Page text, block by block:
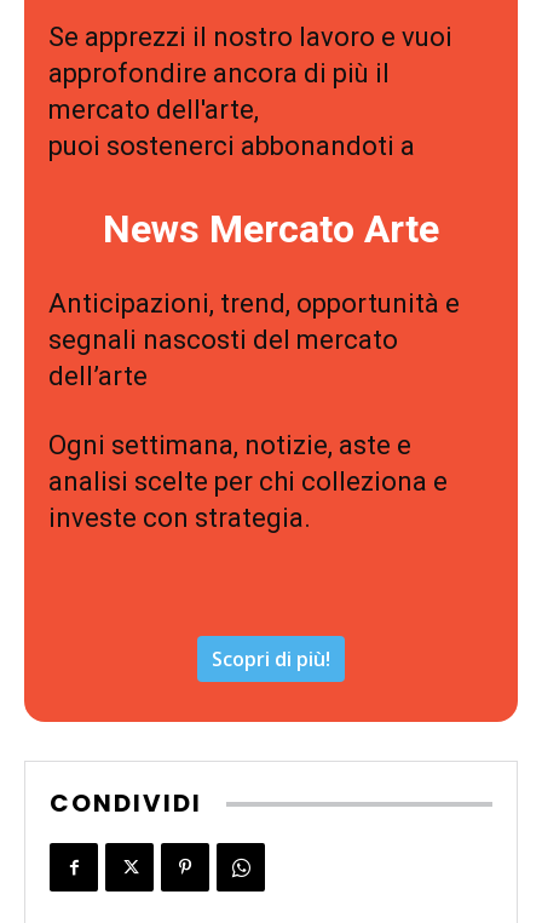
Se apprezzi il nostro lavoro e vuoi
approfondire ancora di più il
mercato dell'arte,
puoi sostenerci abbonandoti a
News Mercato Arte
Anticipazioni, trend, opportunità e
segnali nascosti del mercato
dell’arte
Ogni settimana, notizie, aste e
analisi scelte per chi colleziona e
investe con strategia.
Scopri di più!
CONDIVIDI